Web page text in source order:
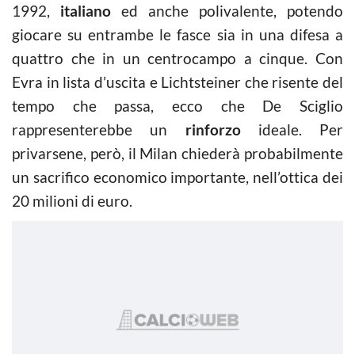
1992, italiano ed anche polivalente, potendo
giocare su entrambe le fasce sia in una difesa a
quattro che in un centrocampo a cinque. Con
Evra in lista d’uscita e Lichtsteiner che risente del
tempo che passa, ecco che De Sciglio
rappresenterebbe un rinforzoideale. Per
privarsene, però, il Milan chiederà probabilmente
un sacrifico economico importante, nell’ottica dei
20 milioni di euro.